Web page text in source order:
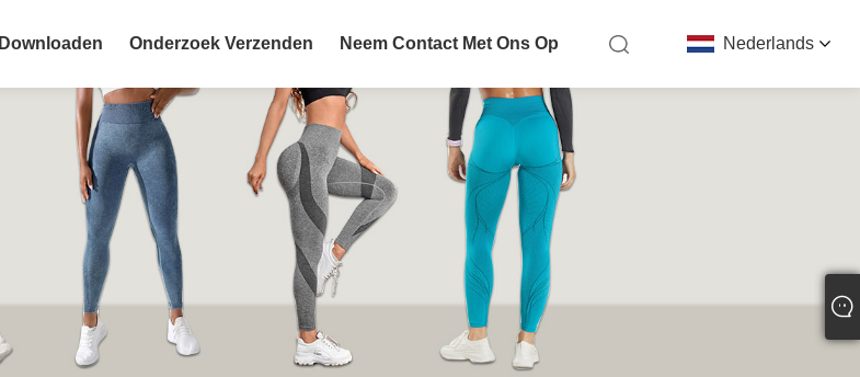
Nederlands
Downloaden Onderzoek Verzenden Neem Contact Met Ons Op